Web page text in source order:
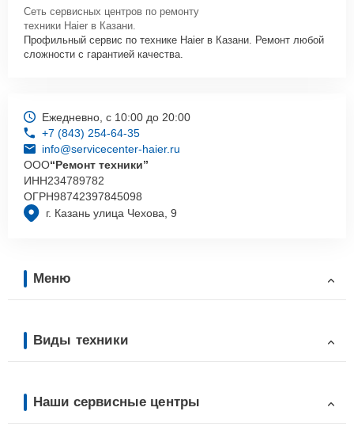
Сеть сервисных центров по ремонту
техники Haier в Казани.
Профильный сервис по технике Haier в Казани. Ремонт любой
сложности с гарантией качества.
г. Казань улица Чехова, 9
Ежедневно, с 10:00 до 20:00
+7 (843) 254-64-35
info@servicecenter-haier.ru
ООО“Ремонт техники”
ИНН234789782
ОГРН98742397845098
Меню
Виды техники
Наши сервисные центры